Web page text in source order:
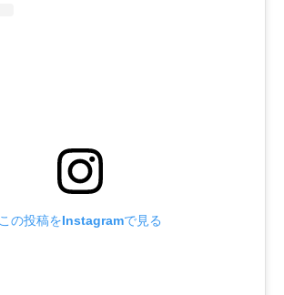
この投稿をInstagramで見る